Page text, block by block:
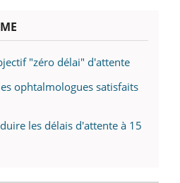
"zéro délai" d'attente
ophtalmologues satisfaits
les délais d'attente à 15